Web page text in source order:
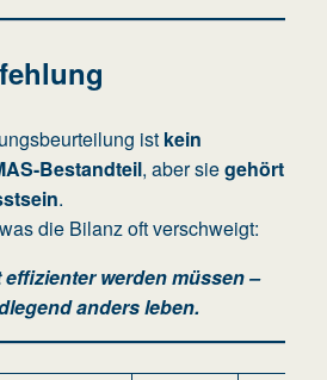
ist kein
Bestandteil, aber siegehört
.
die Bilanz oft verschweigt:
werden müssen –
anders leben.